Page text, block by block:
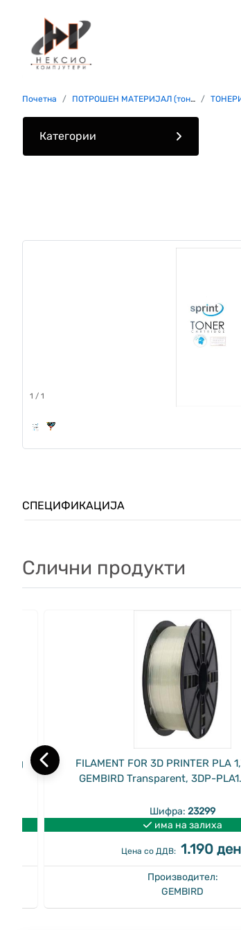
Почетна ПОТРОШЕН МАТЕРИЈАЛ (тонери, мастила, хартија)
Категории
1 / 1
СПЕЦИФИКАЦИЈА
Слични продукти
1kg
FILAMENT FOR 3D PRINTER PLA
GEMBIRD Transparent, 3DP-
Шифра:23299
има на залиха
Цена со ДДВ: 1.190
Производител:
GEMBIRD